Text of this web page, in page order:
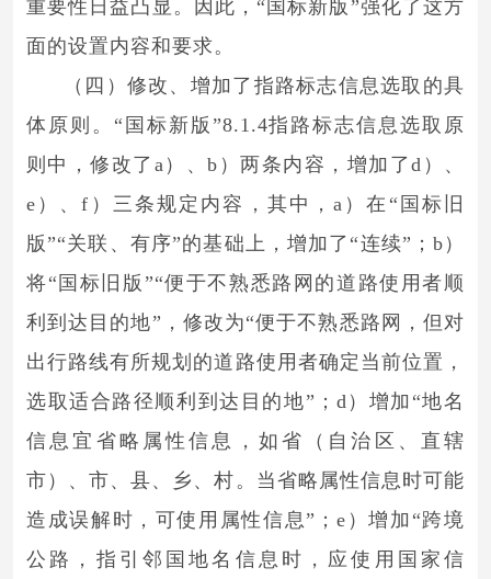
重要性日益凸显。因此，“国标新版”强化了这方
面的设置内容和要求。
（四）修改、增加了指路标志信息选取的具
体原则。“国标新版”8.1.4指路标志信息选取原
则中，修改了a）、b）两条内容，增加了d）、
e）、f）三条规定内容，其中，a）在“国标旧
版”“关联、有序”的基础上，增加了“连续”；b）
将“国标旧版”“便于不熟悉路网的道路使用者顺
利到达目的地”，修改为“便于不熟悉路网，但对
出行路线有所规划的道路使用者确定当前位置，
选取适合路径顺利到达目的地”；d）增加“地名
信息宜省略属性信息，如省（自治区、直辖
市）、市、县、乡、村。当省略属性信息时可能
造成误解时，可使用属性信息”；e）增加“跨境
公路，指引邻国地名信息时，应使用国家信